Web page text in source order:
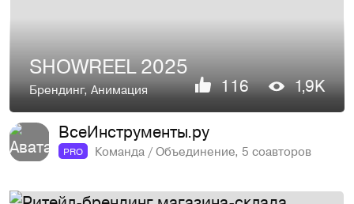
SHOWREEL 2025
Брендинг,Анимация 116
1,9K
ВсеИнструменты.ру
PRO Команда / Объединение, 5 соавторов